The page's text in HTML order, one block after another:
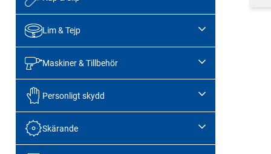
Lim & Tejp
Maskiner & Tillbehör
Personligt skydd
Skärande